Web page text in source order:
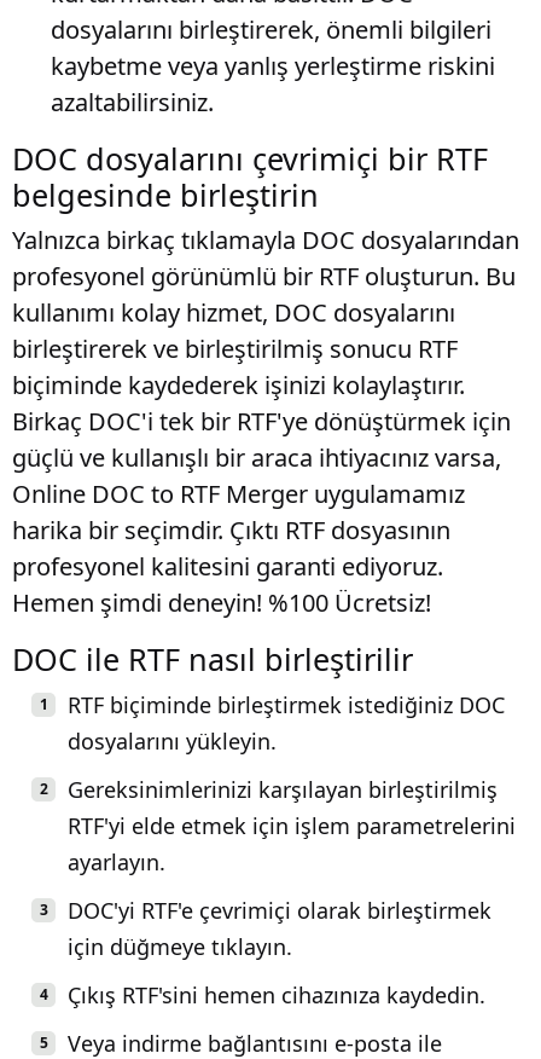
dosyalarını birleştirerek, önemli bilgileri
kaybetme veya yanlış yerleştirme riskini
azaltabilirsiniz.
DOC dosyalarını çevrimiçi bir RTF
belgesinde birleştirin
Yalnızca birkaç tıklamayla DOC dosyalarından
profesyonel görünümlü bir RTF oluşturun. Bu
kullanımı kolay hizmet, DOC dosyalarını
birleştirerek ve birleştirilmiş sonucu RTF
biçiminde kaydederek işinizi kolaylaştırır.
Birkaç DOC'i tek bir RTF'ye dönüştürmek için
güçlü ve kullanışlı bir araca ihtiyacınız varsa,
Online DOC to RTF Merger uygulamamız
harika bir seçimdir. Çıktı RTF dosyasının
profesyonel kalitesini garanti ediyoruz.
Hemen şimdi deneyin! %100 Ücretsiz!
DOC ile RTF nasıl birleştirilir
RTF biçiminde birleştirmek istediğiniz DOC
dosyalarını yükleyin.
Gereksinimlerinizi karşılayan birleştirilmiş
RTF'yi elde etmek için işlem parametrelerini
ayarlayın.
DOC'yi RTF'e çevrimiçi olarak birleştirmek
için düğmeye tıklayın.
Çıkış RTF'sini hemen cihazınıza kaydedin.
Veya indirme bağlantısını e-posta ile